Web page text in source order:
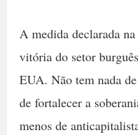
A medida declarada
vitória do setor
EUA. Não tem nada
de fortalecer a
menos de